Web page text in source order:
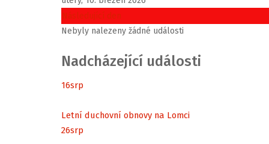
Následující den
Nebyly nalezeny žádné události
Nadcházející události
16srp
Letní duchovní obnovy na Lomci
26srp